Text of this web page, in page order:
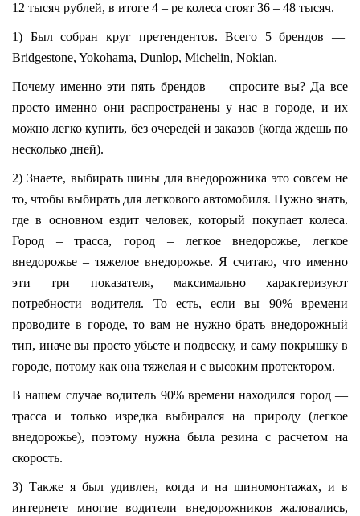
12 тысяч рублей, в итоге 4 – ре колеса стоят 36 – 48 тысяч.
1) Был собран круг претендентов. Всего 5 брендов —
Bridgestone, Yokohama, Dunlop, Michelin, Nokian.
Почему именно эти пять брендов — спросите вы? Да все
просто именно они распространены у нас в городе, и их
можно легко купить, без очередей и заказов (когда ждешь по
несколько дней).
2) Знаете, выбирать шины для внедорожника это совсем не
то, чтобы выбирать для легкового автомобиля. Нужно знать,
где в основном ездит человек, который покупает колеса.
Город – трасса, город – легкое внедорожье, легкое
внедорожье – тяжелое внедорожье. Я считаю, что именно
эти три показателя, максимально характеризуют
потребности водителя. То есть, если вы 90% времени
проводите в городе, то вам не нужно брать внедорожный
тип, иначе вы просто убьете и подвеску, и саму покрышку в
городе, потому как она тяжелая и с высоким протектором.
В нашем случае водитель 90% времени находился город —
трасса и только изредка выбирался на природу (легкое
внедорожье), поэтому нужна была резина с расчетом на
скорость.
3) Также я был удивлен, когда и на шиномонтажах, и в
интернете многие водители внедорожников жаловались,